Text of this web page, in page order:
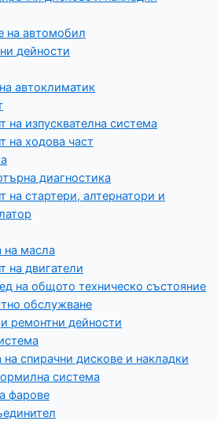
на автомобил
дейности
автоклиматик
на изпусквателна система
на ходова част
диагностика
на стартери, алтернатори и
на масла
на двигатели
на общото техническо състояние
обслужване​
ремонтни дейности
спирачни дискове и накладки
система
фарове